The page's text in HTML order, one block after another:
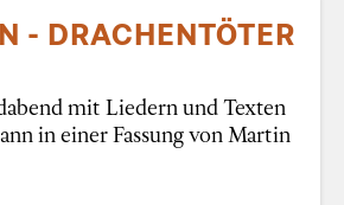
- DRACHENTÖTER
mit Liedern und Texten
in einer Fassung von Martin